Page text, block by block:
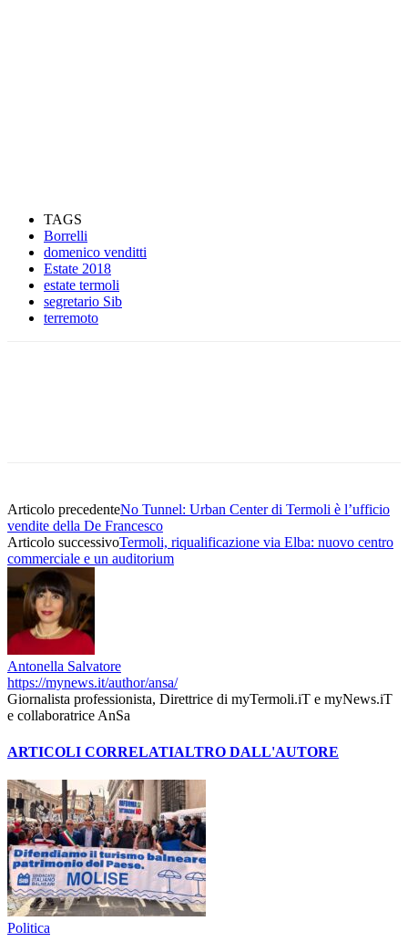
TAGS
Borrelli
domenico venditti
Estate 2018
estate termoli
segretario Sib
terremoto
Articolo precedenteNo Tunnel: Urban Center di Termoli è l’ufficio
vendite della De Francesco
Articolo successivoTermoli, riqualificazione via Elba: nuovo centro
commerciale e un auditorium
Antonella Salvatore
https://mynews.it/author/ansa/
Giornalista professionista, Direttrice di myTermoli.iT e myNews.iT
e collaboratrice AnSa
ARTICOLI CORRELATIALTRO DALL'AUTORE
Politica